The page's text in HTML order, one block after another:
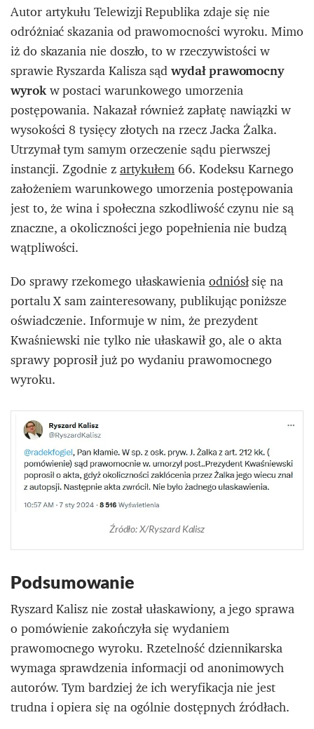
Autor artykułu Telewizji Republika zdaje się nie
odróżniać skazania od prawomocności wyroku. Mimo
iż do skazania nie doszło, to w rzeczywistości w
sprawie Ryszarda Kalisza sądwydał prawomocny
wyrokw postaci warunkowego umorzenia
postępowania. Nakazał również zapłatę nawiązki w
wysokości 8 tysięcy złotych na rzecz Jacka Żalka.
Utrzymał tym samym orzeczenie sądu pierwszej
instancji. Zgodnie zartykułem66. Kodeksu Karnego
założeniem warunkowego umorzenia postępowania
jest to, że wina i społeczna szkodliwość czynu nie są
znaczne, a okoliczności jego popełnienia nie budzą
wątpliwości.
Do sprawy rzekomego ułaskawieniaodniósłsię na
portalu X sam zainteresowany, publikując poniższe
oświadczenie. Informuje w nim, że prezydent
Kwaśniewski nie tylko nie ułaskawił go, ale o akta
sprawy poprosił już po wydaniu prawomocnego
wyroku.
Źródło: X/Ryszard Kalisz
Podsumowanie
Ryszard Kalisz nie został ułaskawiony, a jego sprawa
o pomówienie zakończyła się wydaniem
prawomocnego wyroku. Rzetelność dziennikarska
wymaga sprawdzenia informacji od anonimowych
autorów. Tym bardziej że ich weryfikacja nie jest
trudna i opiera się na ogólnie dostępnych źródłach.